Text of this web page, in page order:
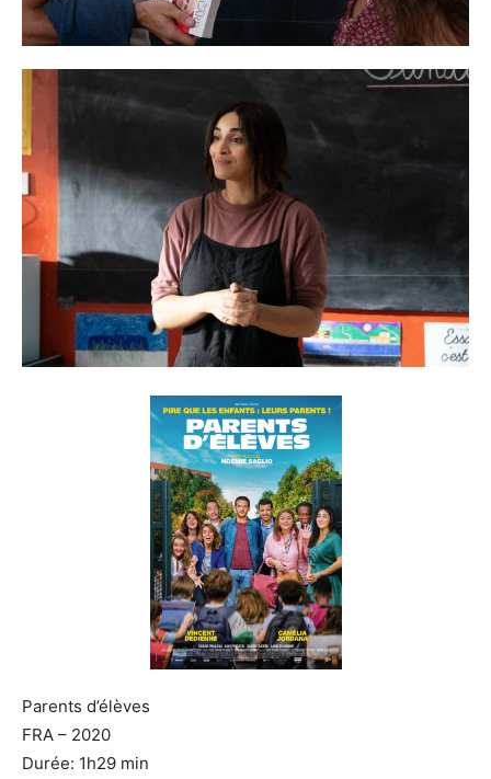
Parents d’élèves
FRA – 2020
Durée: 1h29 min